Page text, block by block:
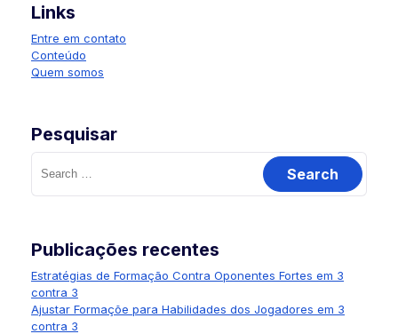
navigation
Links
Entre em contato
Conteúdo
Quem somos
Pesquisar
Search
for:
Publicações recentes
Estratégias de Formação Contra Oponentes Fortes em 3
contra 3
Ajustar Formaçõe para Habilidades dos Jogadores em 3
contra 3